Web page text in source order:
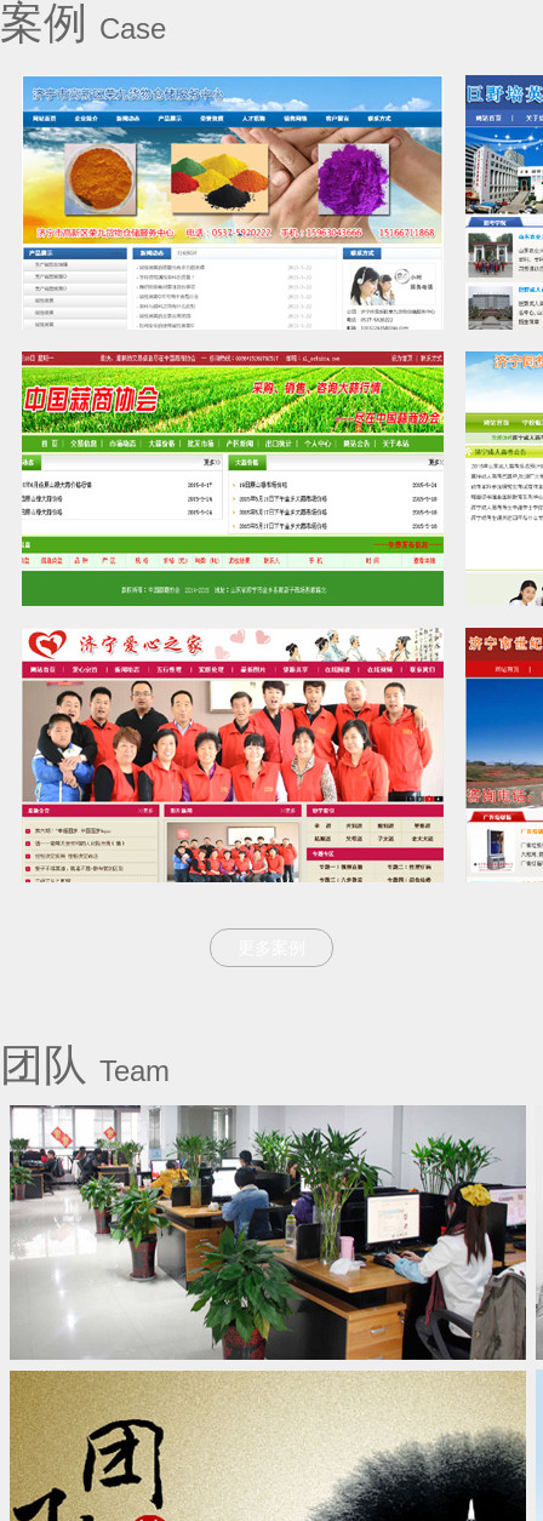
案例 Case
荣九染料化工
中国蒜商协会
济宁爱心之家
团队 Team